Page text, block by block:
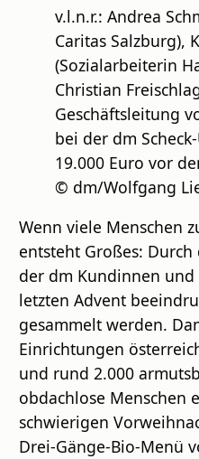
v.l.n.r.: Andrea
Caritas Salzburg),
(Sozialarbeiterin
Christian
Geschäftsleitung
bei der dm
19.000 Euro vor
© dm/Wolfgang
Wenn viele Menschen
entsteht Großes:
der dm Kundinnen
letzten Advent
gesammelt werden.
Einrichtungen
und rund 2.000
obdachlose Menschen
schwierigen
Drei-Gänge-Bio-Menü